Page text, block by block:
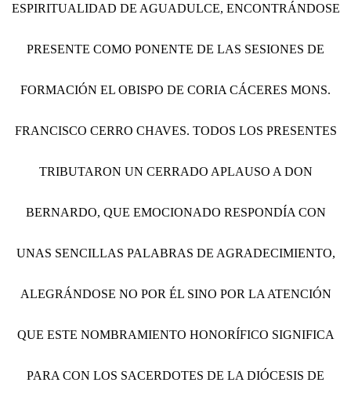
ESPIRITUALIDAD DE AGUADULCE, ENCONTRÁNDOSE
PRESENTE COMO PONENTE DE LAS SESIONES DE
FORMACIÓN EL OBISPO DE CORIA CÁCERES MONS.
FRANCISCO CERRO CHAVES. TODOS LOS PRESENTES
TRIBUTARON UN CERRADO APLAUSO A DON
BERNARDO, QUE EMOCIONADO RESPONDÍA CON
UNAS SENCILLAS PALABRAS DE AGRADECIMIENTO,
ALEGRÁNDOSE NO POR ÉL SINO POR LA ATENCIÓN
QUE ESTE NOMBRAMIENTO HONORÍFICO SIGNIFICA
PARA CON LOS SACERDOTES DE LA DIÓCESIS DE